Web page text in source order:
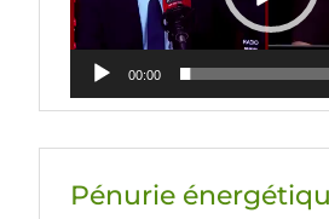
00:00
Pénurie